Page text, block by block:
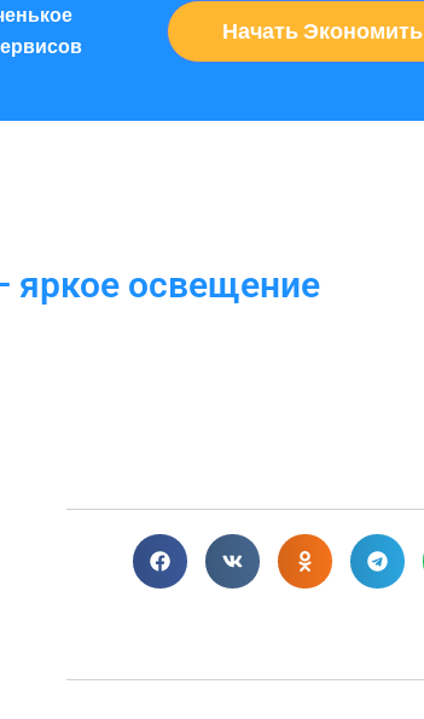
Начать Экономить
яркое освещение